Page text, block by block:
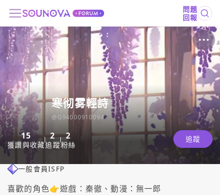
問題
回報
寒彻雾輕詩
@G94000910094
15
獲讚與收藏
2
追蹤
2
粉絲
追蹤
一般會員ISFP
喜歡的角色👉遊戲：秦徹、動漫：無一郎